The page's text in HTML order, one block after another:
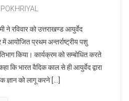
ने रविवार को उत्तराखण्ड आयुर्वेद
आयोजित प्रथम अन्तर्राष्ट्रीय पशु
किया। कार्यक्रम को सम्बोधित करते
कि भारत वैदिक काल से ही आयुर्वेद द्वारा
ज्ञान को लागू करने […]